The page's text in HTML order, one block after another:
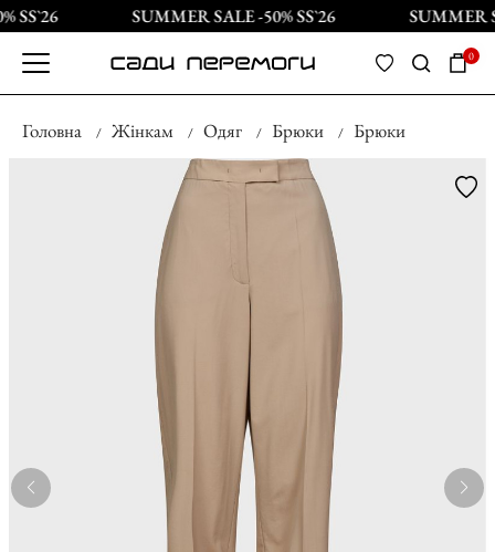
SS`26 SUMMER SALE -50% SS`26 SUMMER
0
Головна Жінкам Одяг Брюки Брюки